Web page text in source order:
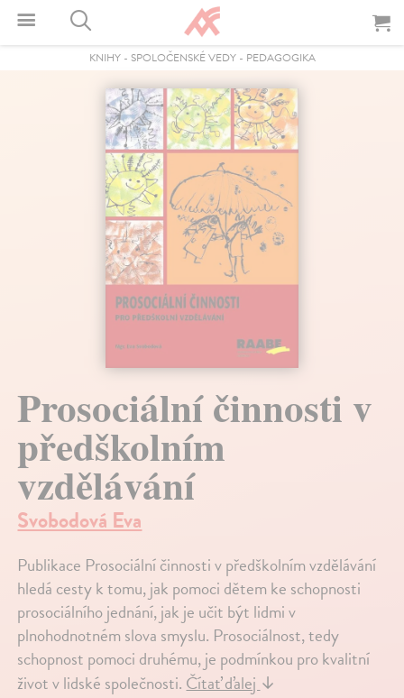
KNIHY- SPOLOČENSKÉ VEDY- PEDAGOGIKA
Prosociální činnosti v
předškolním
vzdělávání
Svobodová Eva
Publikace Prosociální činnosti v předškolním vzdělávání
hledá cesty k tomu, jak pomoci dětem ke schopnosti
prosociálního jednání, jak je učit být lidmi v
plnohodnotném slova smyslu. Prosociálnost, tedy
schopnost pomoci druhému, je podmínkou pro kvalitní
život v lidské společnosti.Čítať ďalej↓